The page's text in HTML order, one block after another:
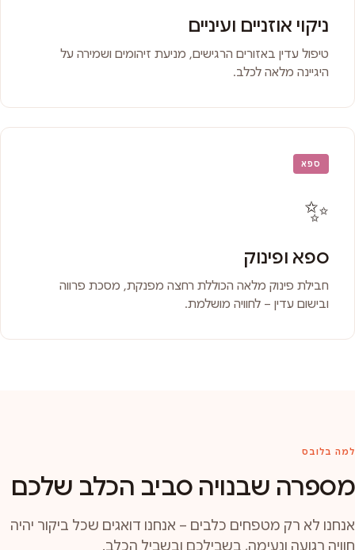
ניקוי אוזניים ועיניים
טיפול עדין באזורים הרגישים, מניעת זיהומים ושמירה על
היגיינה מלאה לכלב.
ספא
✨
ספא ופינוק
חבילת פינוק מלאה הכוללת רחצה מפנקת, מסכת פרווה
ובישום עדין – לחוויה מושלמת.
למה בלובס
מספרה שבנויה סביב הכלב שלכם
אנחנו לא רק מטפחים כלבים – אנחנו דואגים שכל ביקור יהיה
חוויה רגועה ונעימה, בשבילכם ובשביל הכלב.